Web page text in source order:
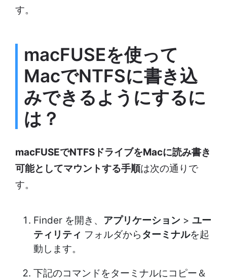
す。
macFUSEを使って
MacでNTFSに書き込
みできるようにするに
は？
macFUSEでNTFSドライブをMacに読み書き
可能としてマウントする手順は次の通りで
す。
Finder を開き、 アプリケーション > ユー
ティリティ フォルダから ターミナルを起
動します。
下記のコマンドをターミナルにコピー＆